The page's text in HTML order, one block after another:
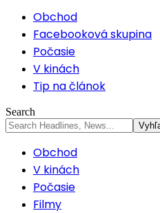
Obchod
Facebooková skupina
Počasie
V kinách
Tip na článok
Search
Obchod
V kinách
Počasie
Filmy